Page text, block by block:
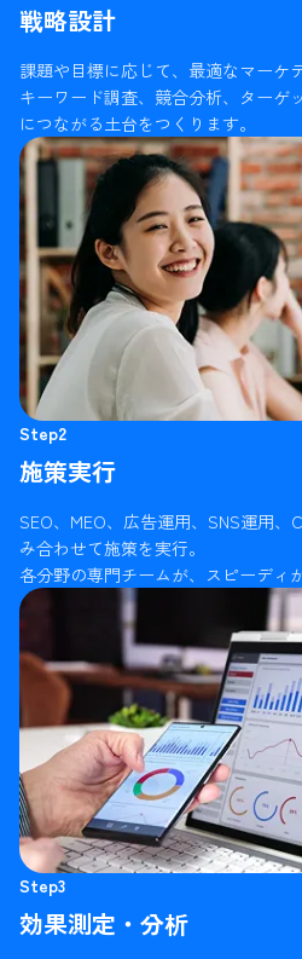
戦略設計
課題や目標に応じて、最適なマーケ
キーワード調査、競合分析、ターゲ
につながる土台をつくります。
Step2
施策実行
SEO、MEO、広告運用、SNS運用、
み合わせて施策を実行。
各分野の専門チームが、スピーディ
Step3
効果測定・分析